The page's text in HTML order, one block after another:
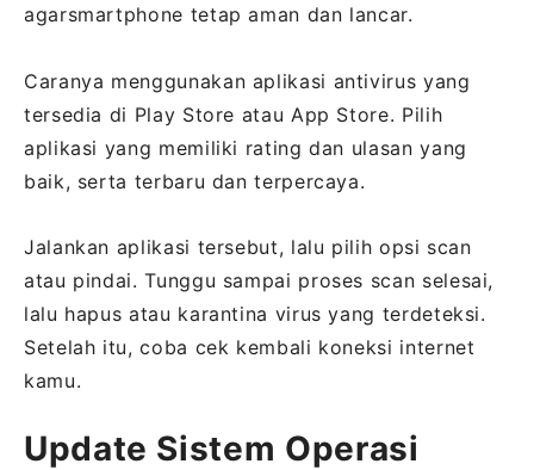
agarsmartphone tetap aman dan lancar.
Caranya menggunakan aplikasi antivirus yang
tersedia di Play Store atau App Store. Pilih
aplikasi yang memiliki rating dan ulasan yang
baik, serta terbaru dan terpercaya.
Jalankan aplikasi tersebut, lalu pilih opsi scan
atau pindai. Tunggu sampai proses scan selesai,
lalu hapus atau karantina virus yang terdeteksi.
Setelah itu, coba cek kembali koneksi internet
kamu.
Update Sistem Operasi